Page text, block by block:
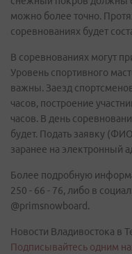
можно более точно.
соревнованиях будет
В соревнованиях могут
Уровень спортивного
важны. Заезд
часов, построение
часов. В день
будет. Подать заявку
заранее на электронный
Более подробную
250 - 66 - 76, либо в
@primsnowboard.
Новости Владивостока в
Подписывайтесь одним